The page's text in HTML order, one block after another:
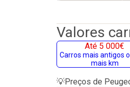
Valores
Até 5 000€
Carros mais antigos
mais km
💡Preços de